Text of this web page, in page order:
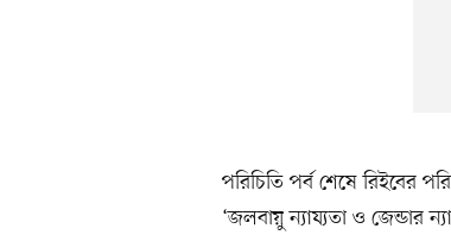
পরিচিতি পর্ব শেষে রিইবের
‘জলবায়ু ন্যায্যতা ও